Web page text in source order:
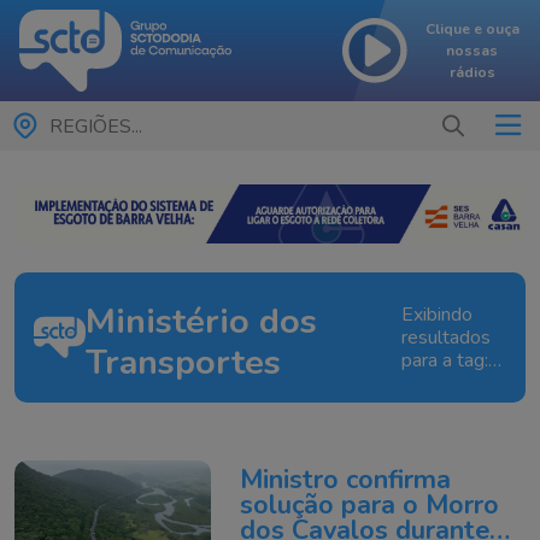
Clique e ouça
nossas
rádios
REGIÕES...
Ministério dos
Transportes
Exibindo
resultados
para a tag:
dos
Ministro confirma
solução para o Morro
dos Cavalos durante